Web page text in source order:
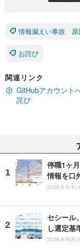
情報漏えい事故
お詫び
関連リンク
GitHubアカウント
詫び
停職1ヶ
情報を口
2026.8.6(木)
セシール
し選定基
2026.8.5(水)